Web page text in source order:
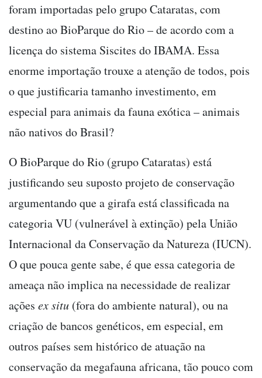
foram importadas pelo grupo Cataratas, com
destino ao BioParque do Rio – de acordo com a
licença do sistema Siscites do IBAMA. Essa
enorme importação trouxe a atenção de todos, pois
o que justificaria tamanho investimento, em
especial para animais da fauna exótica – animais
não nativos do Brasil?
O BioParque do Rio (grupo Cataratas) está
justificando seu suposto projeto de conservação
argumentando que a girafa está classificada na
categoria VU (vulnerável à extinção) pela União
Internacional da Conservação da Natureza (IUCN).
O que pouca gente sabe, é que essa categoria de
ameaça não implica na necessidade de realizar
ações ex situ (fora do ambiente natural), ou na
criação de bancos genéticos, em especial, em
outros países sem histórico de atuação na
conservação da megafauna africana, tão pouco com